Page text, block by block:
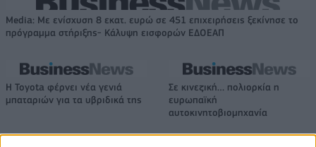
Media: Με ενίσχυση 8 εκατ. ευρώ σε 451 επιχειρήσεις ξεκίνησε το
πρόγραμμα στήριξης- Κάλυψη εισφορών ΕΔΟΕΑΠ
Η Toyota φέρνει νέα γενιά
μπαταριών για τα υβριδικά της
Σε κινεζική… πολιορκία η
ευρωπαϊκή
αυτοκινητοβιομηχανία